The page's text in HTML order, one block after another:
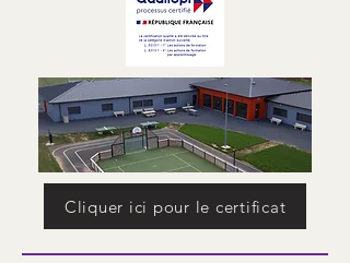
Cliquer ici pour le certificat